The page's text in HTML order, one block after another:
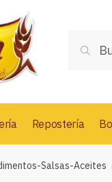
por:
Repostería
Salsas-Aceites